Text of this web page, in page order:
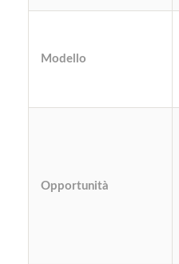
Modello
Opportunità